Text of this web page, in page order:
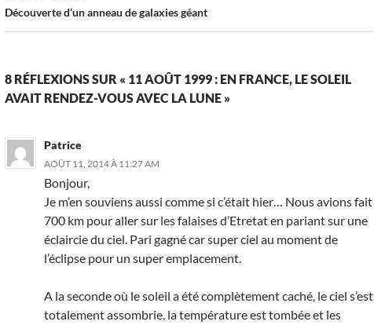
Découverte d’un anneau de galaxies géant
8 RÉFLEXIONS SUR « 11 AOÛT 1999 : EN FRANCE, LE SOLEIL
AVAIT RENDEZ-VOUS AVEC LA LUNE »
Patrice
AOÛT 11, 2014 À 11:27 AM
Bonjour,
Je m’en souviens aussi comme si c’était hier… Nous avions fait
700 km pour aller sur les falaises d’Etretat en pariant sur une
éclaircie du ciel. Pari gagné car super ciel au moment de
l’éclipse pour un super emplacement.
A la seconde où le soleil a été complètement caché, le ciel s’est
totalement assombrie, la température est tombée et les